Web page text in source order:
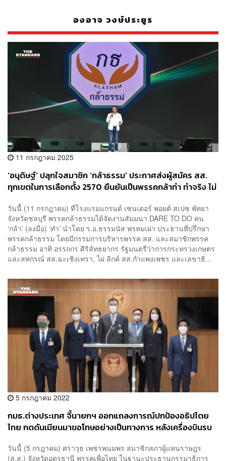
องอาจ วงษ์ประยูร
11 กรกฎาคม 2025
‘อนุดิษฐ์’ ปลุกใจสมาชิก ‘กล้าธรรม’ ประกาศส่งผู้สมัคร สส.
ทุกเขตในการเลือกตั้ง 2570 ยืนยันเป็นพรรคกล้าทำ ทำจริง ไม่
วันนี้ (11 กรกฎาคม) ที่โรงแรมแกรนด์ เซนเตอร์ พอยต์ สเปซ พัทยา
จังหวัดชลบุรี พรรคกล้าธรรมได้จัดงานสัมมนา DARE TO DO คน
‘กล้า’ (ลงมือ) ‘ทำ’ นำโดย ร.อ.ธรรมนัส พรหมเผ่า ประธานที่ปรึกษา
พรรคกล้าธรรม โดยมีกรรมการบริหารพรรค สส. และสมาชิกพรรค
กล้าธรรม อาทิ อรรถกร ศิริลัทธยากร รัฐมนตรีว่าการกระทรวงเกษตร
และสหกรณ์ สส.ฉะเชิงเทรา, ไผ่ ลิกค์ สส.กำแพงเพชร และเลขาธิ...
5 กรกฎาคม 2022
กมธ.ต่างประเทศ จี้นายกฯ ออกแถลงการณ์ปกป้องอธิปไตย
ไทย กดดันเมียนมาขอโทษอย่างเป็นทางการ หลังเครื่องบินรบ
วันนี้ (5 กรฎาคม) ศราวุธ เพชรพนมพร สมาชิกสภาผู้แทนราษฎร
(ส.ส.) จังหวัดอุดรธานี พรรคเพื่อไทย ในฐานะประธานกรรมาธิการ